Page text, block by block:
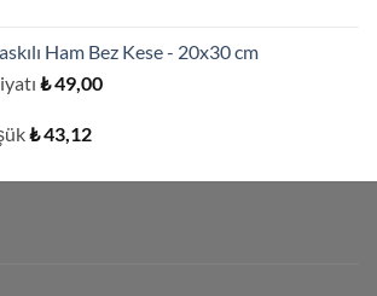
Ham Bez Kese - 20x30 cm
₺49,00
₺43,12